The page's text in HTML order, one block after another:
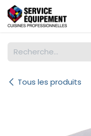
Se rendre au contenu
Tous les produits